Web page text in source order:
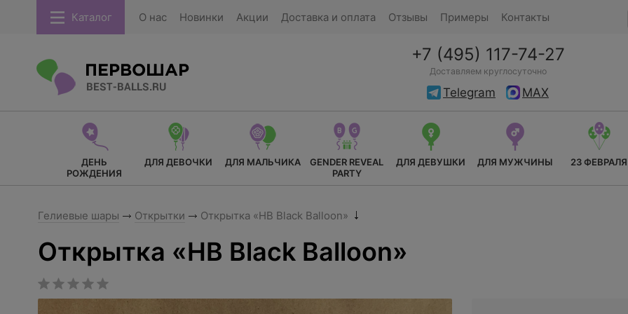
Каталог О нас Новинки Акции Доставка и оплата Отзывы Примеры Контакты
+7 (495) 117-74-27
Доставляем круглосуточно
Telegram MAX
ДЕНЬ
РОЖДЕНИЯ
ДЛЯ ДЕВОЧКИ ДЛЯ МАЛЬЧИКА
GENDER REVEAL
PARTY
ДЛЯ ДЕВУШКИ ДЛЯ МУЖЧИНЫ 23 ФЕВРАЛЯ
Гелиевые шары Открытки Открытка «HB Black Balloon»
Открытка «HB Black Balloon»